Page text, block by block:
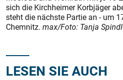
sich die Kirchheimer Korbjäger
steht die nächste Partie an - um
Chemnitz. max/Foto: Tanja
LESEN SIE AUCH